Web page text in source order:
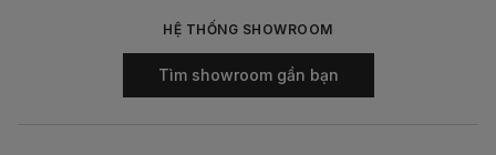
HỆ THỐNG SHOWROOM
Tìm showroom gần bạn